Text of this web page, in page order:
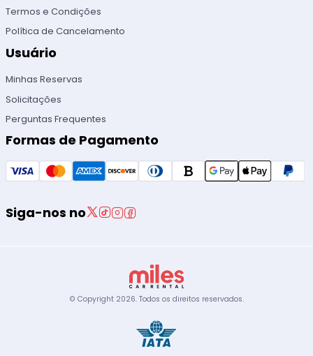
Termos e Condições
Política de Cancelamento
Usuário
Minhas Reservas
Solicitações
Perguntas Frequentes
Formas de Pagamento
Siga-nos no
© Copyright 2026. Todos os direitos reservados.